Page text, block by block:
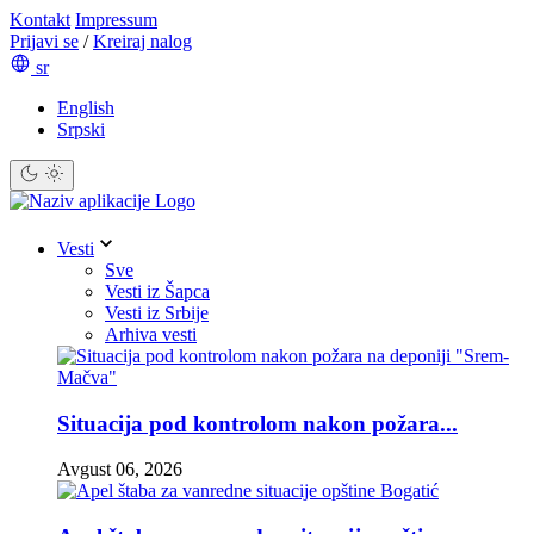
Kontakt Impressum
Prijavi se / Kreiraj nalog
sr
English
Srpski
Vesti
Sve
Vesti iz Šapca
Vesti iz Srbije
Arhiva vesti
Situacija pod kontrolom nakon požara...
Avgust 06, 2026